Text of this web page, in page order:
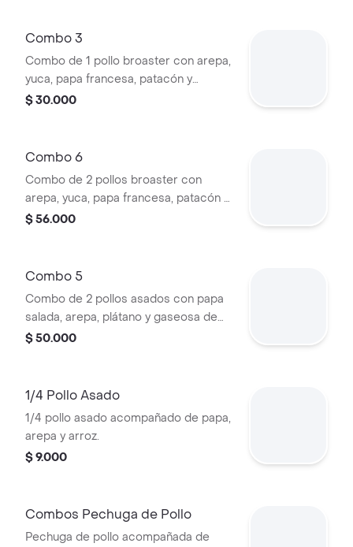
Combo 3
Combo de 1 pollo broaster con arepa,
yuca, papa francesa, patacón y
gaseosa de 1L.
$ 30.000
Combo 6
Combo de 2 pollos broaster con
arepa, yuca, papa francesa, patacón y
gaseosa de 1L.
$ 56.000
Combo 5
Combo de 2 pollos asados con papa
salada, arepa, plátano y gaseosa de
1L.
$ 50.000
1/4 Pollo Asado
1/4 pollo asado acompañado de papa,
arepa y arroz.
$ 9.000
Combos Pechuga de Pollo
Pechuga de pollo acompañada de